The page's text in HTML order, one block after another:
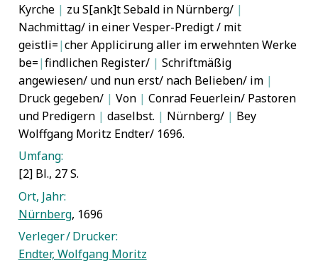
Kyrche | zu S[ank]t Sebald in Nürnberg/ |
Nachmittag/ in einer Vesper-Predigt / mit
geistli=|cher Applicirung aller im erwehnten Werke
be=|findlichen Register/ | Schriftmäßig
angewiesen/ und nun erst/ nach Belieben/ im |
Druck gegeben/ | Von | Conrad Feuerlein/ Pastoren
und Predigern | daselbst. | Nürnberg/ | Bey
Wolffgang Moritz Endter/ 1696.
Umfang:
[2] Bl., 27 S.
Ort, Jahr:
Nürnberg, 1696
Verleger / Drucker:
Endter, Wolfgang Moritz